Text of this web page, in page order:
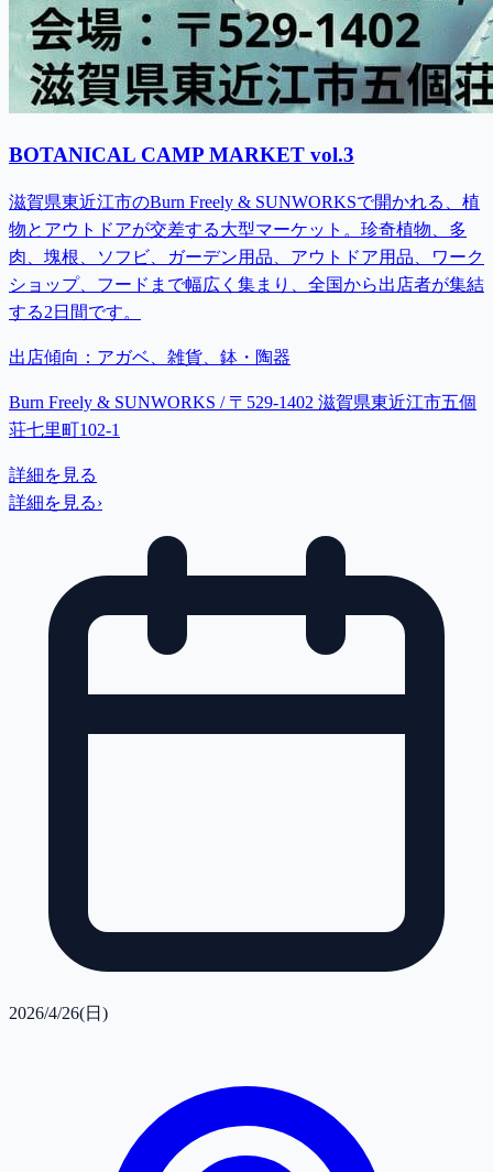
BOTANICAL CAMP MARKET vol.3
滋賀県東近江市のBurn Freely & SUNWORKSで開かれる、植
物とアウトドアが交差する大型マーケット。珍奇植物、多
肉、塊根、ソフビ、ガーデン用品、アウトドア用品、ワーク
ショップ、フードまで幅広く集まり、全国から出店者が集結
する2日間です。
出店傾向： アガベ、雑貨、鉢・陶器
Burn Freely & SUNWORKS / 〒529-1402 滋賀県東近江市五個
荘七里町102-1
詳細を見る
詳細を見る›
2026/4/26(日)